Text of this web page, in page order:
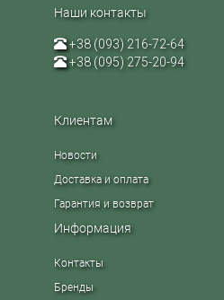
Наши контакты
+38 (093) 216-72-64
+38 (095) 275-20-94
Клиентам
Новости
Доставка и оплата
Гарантия и возврат
Информация
Контакты
Бренды